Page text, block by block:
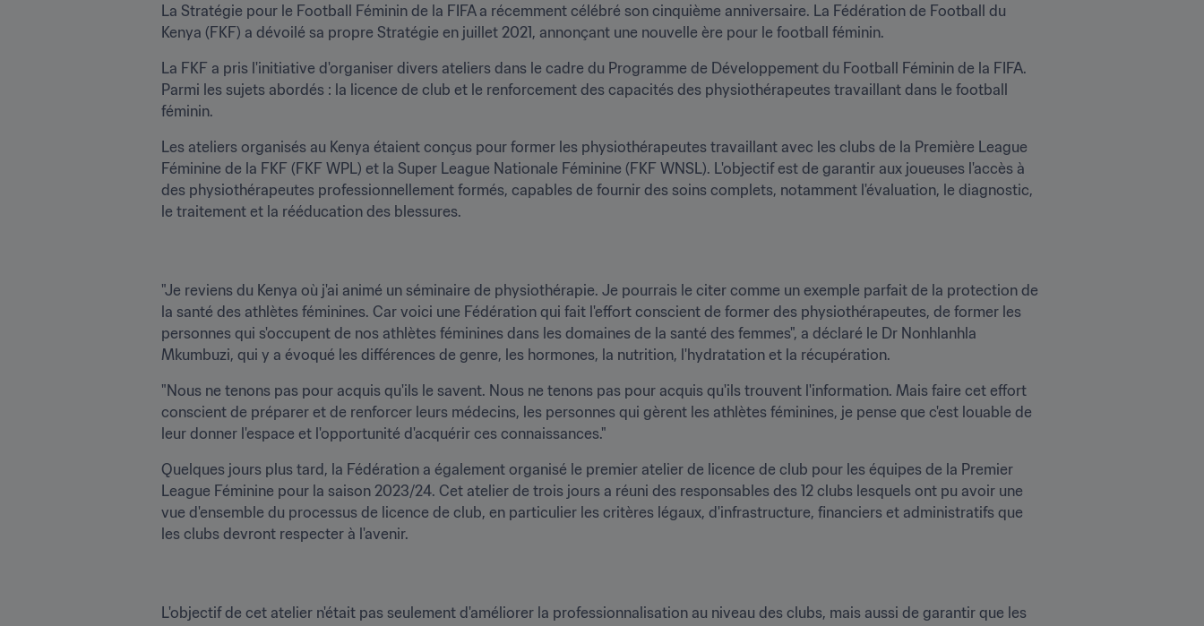
La Stratégie pour le Football Féminin de la FIFA a récemment célébré son cinquième anniversaire. La Fédération de Football du
Kenya (FKF) a dévoilé sa propre Stratégie en juillet 2021, annonçant une nouvelle ère pour le football féminin.
La FKF a pris l'initiative d'organiser divers ateliers dans le cadre du Programme de Développement du Football Féminin de la FIFA.
Parmi les sujets abordés : la licence de club et le renforcement des capacités des physiothérapeutes travaillant dans le football
féminin.
Les ateliers organisés au Kenya étaient conçus pour former les physiothérapeutes travaillant avec les clubs de la Première League
Féminine de la FKF (FKF WPL) et la Super League Nationale Féminine (FKF WNSL). L'objectif est de garantir aux joueuses l'accès à
des physiothérapeutes professionnellement formés, capables de fournir des soins complets, notamment l'évaluation, le diagnostic,
le traitement et la rééducation des blessures.
"Je reviens du Kenya où j'ai animé un séminaire de physiothérapie. Je pourrais le citer comme un exemple parfait de la protection de
la santé des athlètes féminines. Car voici une Fédération qui fait l'effort conscient de former des physiothérapeutes, de former les
personnes qui s'occupent de nos athlètes féminines dans les domaines de la santé des femmes", a déclaré le Dr Nonhlanhla
Mkumbuzi, qui y a évoqué les différences de genre, les hormones, la nutrition, l'hydratation et la récupération.
"Nous ne tenons pas pour acquis qu'ils le savent. Nous ne tenons pas pour acquis qu'ils trouvent l'information. Mais faire cet effort
conscient de préparer et de renforcer leurs médecins, les personnes qui gèrent les athlètes féminines, je pense que c'est louable de
leur donner l'espace et l'opportunité d'acquérir ces connaissances."
Quelques jours plus tard, la Fédération a également organisé le premier atelier de licence de club pour les équipes de la Premier
League Féminine pour la saison 2023/24. Cet atelier de trois jours a réuni des responsables des 12 clubs lesquels ont pu avoir une
vue d'ensemble du processus de licence de club, en particulier les critères légaux, d'infrastructure, financiers et administratifs que
les clubs devront respecter à l'avenir.
L'objectif de cet atelier n'était pas seulement d'améliorer la professionnalisation au niveau des clubs, mais aussi de garantir que les